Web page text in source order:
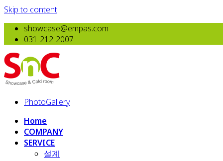
Skip to content
showcase@empas.com
031-212-2007
PhotoGallery
Home
COMPANY
SERVICE
설계